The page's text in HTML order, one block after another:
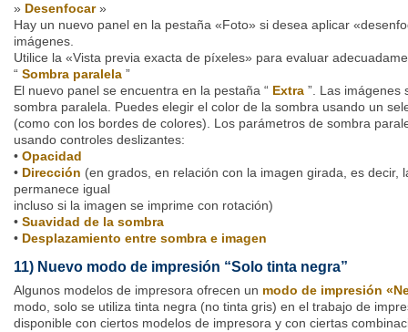
» Desenfocar»
Hay un nuevo panel en la pestaña «Foto» si desea aplicar
imágenes.
Utilice la «Vista previa exacta de píxeles» para evaluar
“ Sombra paralela ”
El nuevo panel se encuentra en la pestaña “ Extra ”. Las imágenes
sombra paralela. Puedes elegir el color de la sombra usando un
(como con los bordes de colores). Los parámetros de sombra
usando controles deslizantes:
• Opacidad
• Dirección (en grados, en relación con la imagen girada, es decir,
permanece igual
incluso si la imagen se imprime con rotación)
• Suavidad de la sombra
• Desplazamiento entre sombra e imagen
11) Nuevo modo de impresión “Solo tinta negra”
Algunos modelos de impresora ofrecen un modo de impresión
modo, solo se utiliza tinta negra (no tinta gris) en el trabajo de
disponible con ciertos modelos de impresora y con ciertas